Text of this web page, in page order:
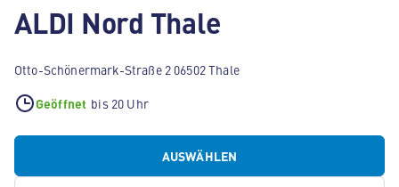
ALDI Nord Thale
Otto-Schönermark-Straße 2 06502 Thale
Geöffnet bis 20 Uhr
AUSWÄHLEN